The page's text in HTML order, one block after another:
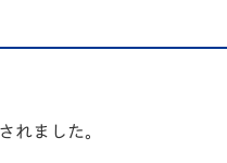
れました。